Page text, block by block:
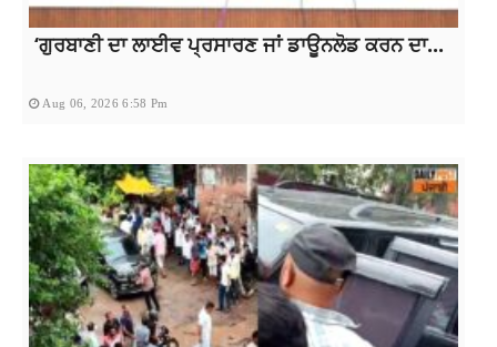
‘ਗੁਰਬਾਣੀ ਦਾ ਲਾਈਵ ਪ੍ਰਸਾਰਣ ਜਾਂ ਡਾਊਨਲੋਡ ਕਰਨ ਦਾ...
Aug 06, 2026 6:58 Pm